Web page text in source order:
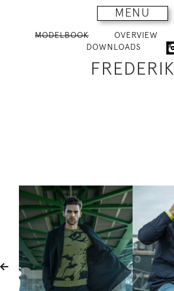
MENU
MODELBOOK OVERVIEW
DOWNLOADS
FREDERIK